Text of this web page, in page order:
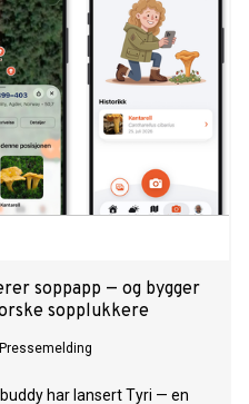
soppapp — og bygger
sopplukkere
Pressemelding
har lansert Tyri — en